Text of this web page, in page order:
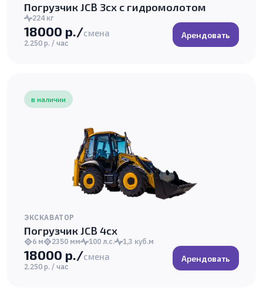
Погрузчик JCB 3cx с гидромолотом
224 кг
18000 р./смена
2.250 р. / час
Арендовать
в наличии
ЭКСКАВАТОР
Погрузчик JCB 4cx
6 м 2350 мм 100 л.с. 1,3 куб.м
18000 р./смена
2.250 р. / час
Арендовать